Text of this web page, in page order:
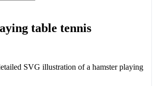
table tennis
SVG illustration of a hamster playing